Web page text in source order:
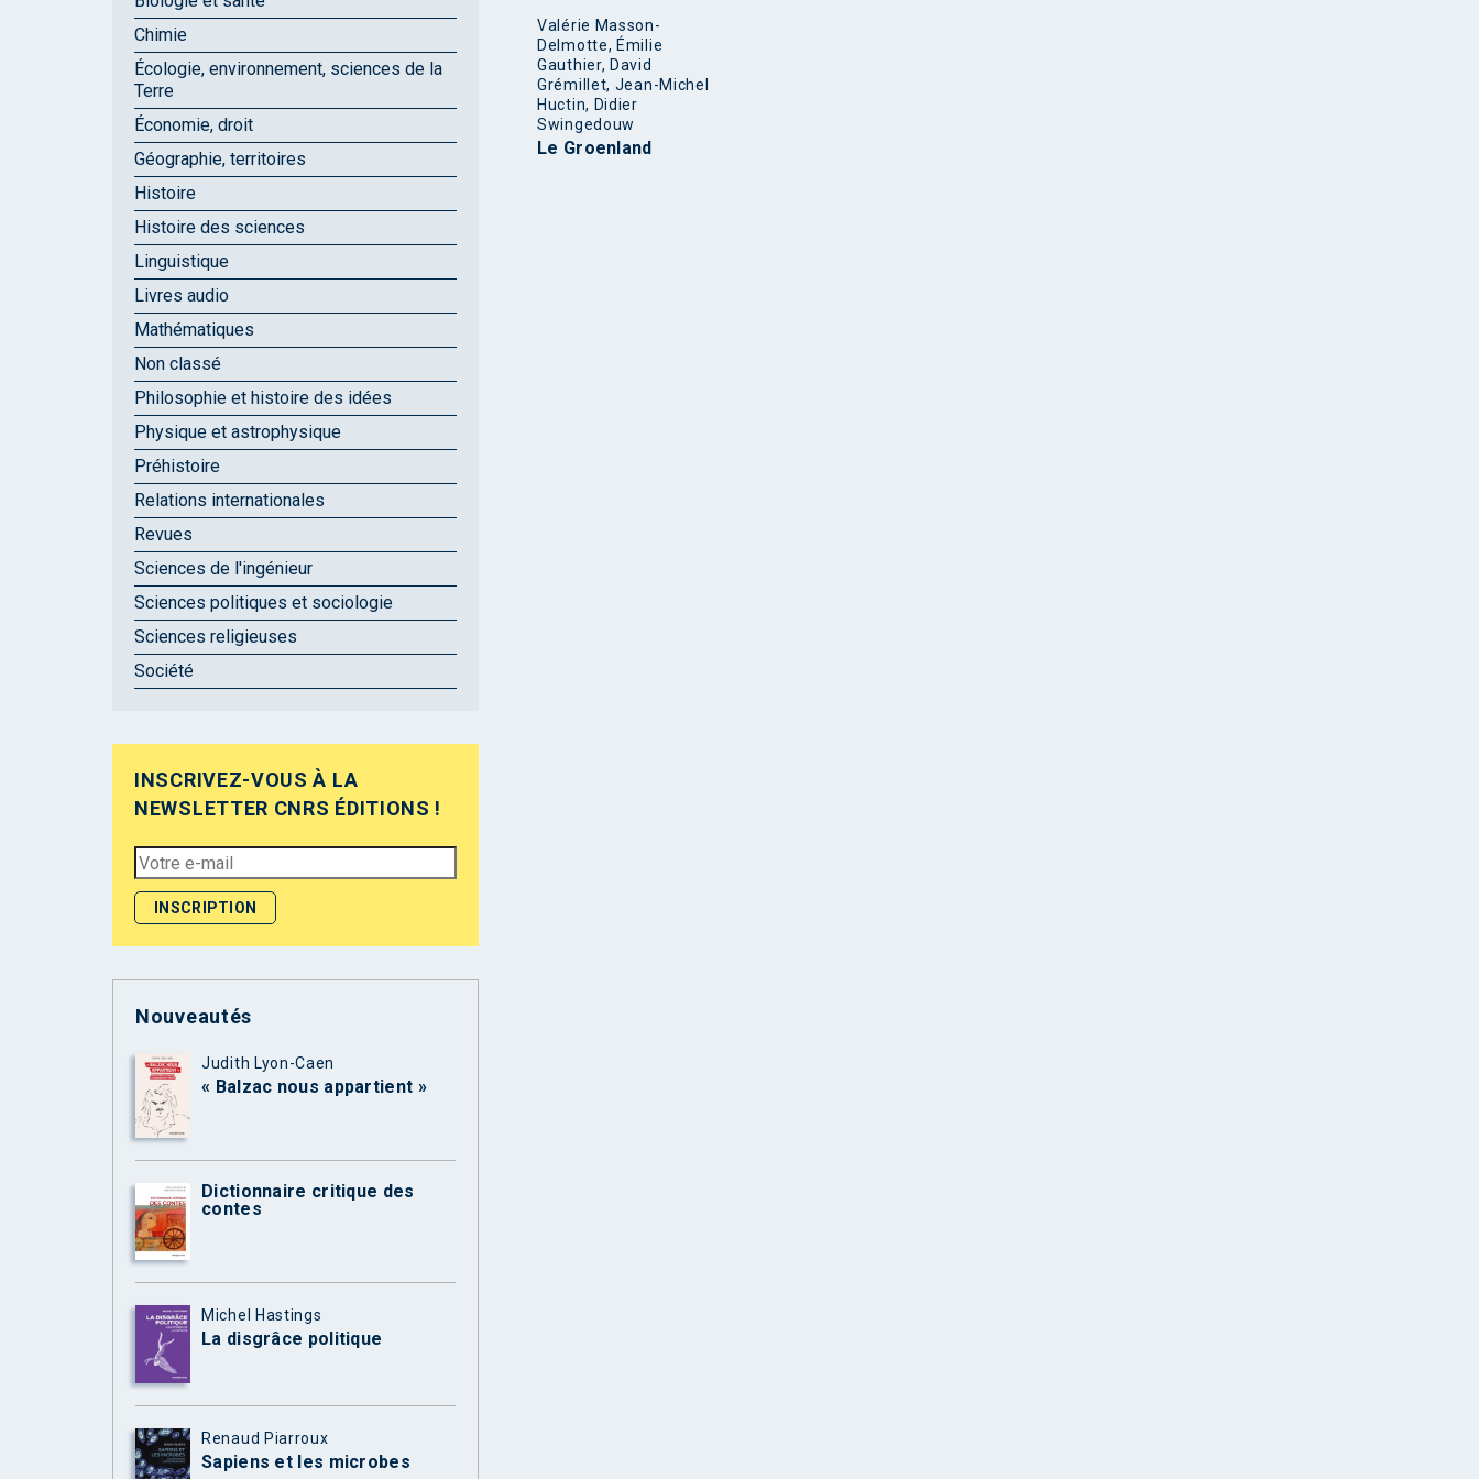
Valérie Masson-
Delmotte, Émilie
Gauthier, David
Grémillet, Jean-Michel
Huctin, Didier
Swingedouw
Le Groenland
Chimie
Écologie, environnement, sciences de la
Terre
Économie, droit
Géographie, territoires
Histoire
Histoire des sciences
Linguistique
Livres audio
Mathématiques
Non classé
Philosophie et histoire des idées
Physique et astrophysique
Préhistoire
Relations internationales
Revues
Sciences de l'ingénieur
Sciences politiques et sociologie
Sciences religieuses
Société
INSCRIVEZ-VOUS À LA
NEWSLETTER CNRS ÉDITIONS !
Nouveautés
Judith Lyon-Caen
« Balzac nous appartient »
Dictionnaire critique des
contes
Michel Hastings
La disgrâce politique
Renaud Piarroux
Sapiens et les microbes